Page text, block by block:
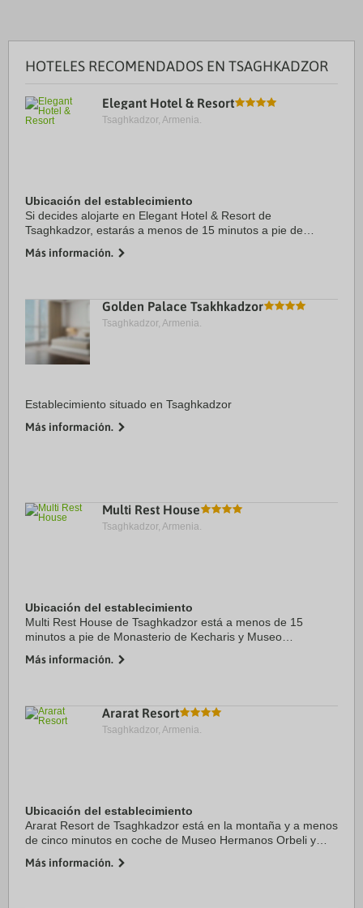
HOTELES RECOMENDADOS EN TSAGHKADZOR
Elegant Hotel & Resort
Tsaghkadzor, Armenia.
Ubicación del establecimiento
Si decides alojarte en Elegant Hotel & Resort de
Tsaghkadzor, estarás a menos de 15 minutos a pie de
Además, este hotel de 4 estrellas se encuentra a 1,3 ...
Más información.
Golden Palace Tsakhkadzor
Tsaghkadzor, Armenia.
Establecimiento situado en Tsaghkadzor
Más información.
Multi Rest House
Tsaghkadzor, Armenia.
Ubicación del establecimiento
Multi Rest House de Tsaghkadzor está a menos de 15
minutos a pie de Monasterio de Kecharis y Museo
de Tsaghkadzor Ski Resort y a 2,4 km de ...
Más información.
Ararat Resort
Tsaghkadzor, Armenia.
Ubicación del establecimiento
Ararat Resort de Tsaghkadzor está en la montaña y a menos
de cinco minutos en coche de Museo Hermanos Orbeli y
estrellas se encuentra a 5,4 km de ...
Más información.